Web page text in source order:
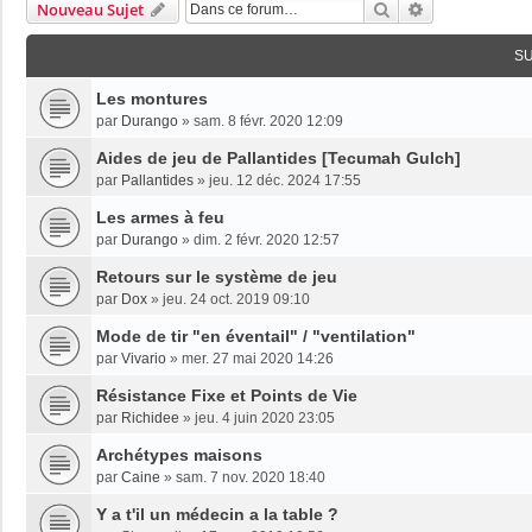
Nouveau Sujet Rechercher
Les montures
par Durango » sam. 8 févr. 2020 12:09
Aides de jeu de Pallantides [Tecumah Gulch]
par Pallantides » jeu. 12 déc. 2024 17:55
Les armes à feu
par Durango » dim. 2 févr. 2020 12:57
Retours sur le système de jeu
par Dox » jeu. 24 oct. 2019 09:10
Mode de tir "en éventail" / "ventilation"
par Vivario » mer. 27 mai 2020 14:26
Résistance Fixe et Points de Vie
par Richidee » jeu. 4 juin 2020 23:05
Archétypes maisons
par Caine » sam. 7 nov. 2020 18:40
Y a t'il un médecin a la table ?